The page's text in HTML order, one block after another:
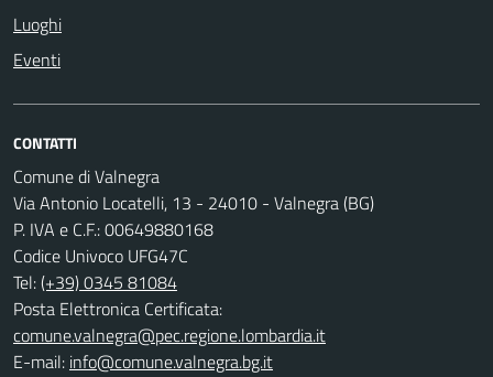
Luoghi
Eventi
CONTATTI
Comune di Valnegra
Via Antonio Locatelli, 13 - 24010 - Valnegra (BG)
P. IVA e C.F.: 00649880168
Codice Univoco UFG47C
Tel:(+39) 0345 81084
Posta Elettronica Certificata:
comune.valnegra@pec.regione.lombardia.it
E-mail: info@comune.valnegra.bg.it